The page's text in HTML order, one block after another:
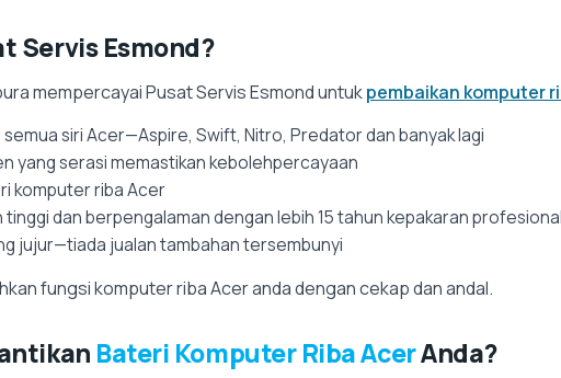
Servis Esmond?
mempercayai Pusat Servis Esmond untukpembaikan komputer
siri Acer—Aspire, Swift, Nitro, Predator dan banyak lagi
yang serasi memastikan kebolehpercayaan
komputer riba Acer
dan berpengalaman dengan lebih 15 tahun kepakaran profesional
jujur—tiada jualan tambahan tersembunyi
fungsi komputer riba Acer anda dengan cekap dan andal.
Bateri Komputer Riba AcerAnda?